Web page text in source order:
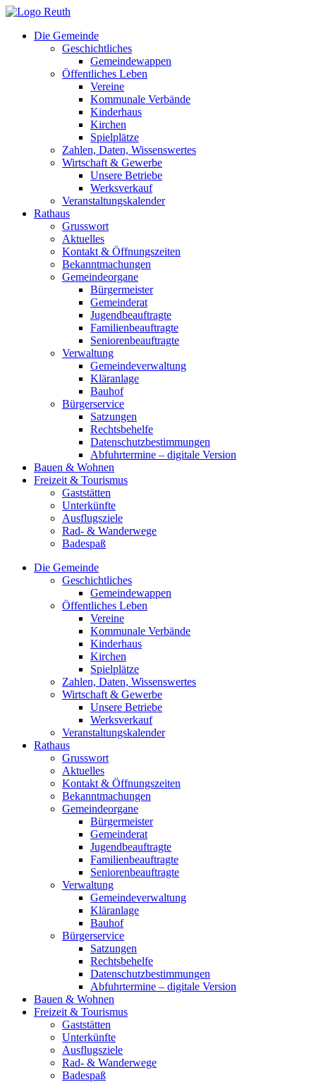
Zum
springenDie Gemeinde
Geschichtliches
Gemeindewappen
Öffentliches Leben
Vereine
Kommunale Verbände
Kinderhaus
Kirchen
Spielplätze
Zahlen, Daten, Wissenswertes
Wirtschaft & Gewerbe
Unsere Betriebe
Werksverkauf
Veranstaltungskalender
Rathaus
Grusswort
Aktuelles
Kontakt & Öffnungszeiten
Bekanntmachungen
Gemeindeorgane
Bürgermeister
Gemeinderat
Jugendbeauftragte
Familienbeauftragte
Seniorenbeauftragte
Verwaltung
Gemeindeverwaltung
Kläranlage
Bauhof
Bürgerservice
Satzungen
Rechtsbehelfe
Datenschutzbestimmungen
Abfuhrtermine – digitale Version
Bauen & Wohnen
Freizeit & Tourismus
Gaststätten
Unterkünfte
Ausflugsziele
Rad- & Wanderwege
Badespaß
Die Gemeinde
Geschichtliches
Gemeindewappen
Öffentliches Leben
Vereine
Kommunale Verbände
Kinderhaus
Kirchen
Spielplätze
Zahlen, Daten, Wissenswertes
Wirtschaft & Gewerbe
Unsere Betriebe
Werksverkauf
Veranstaltungskalender
Rathaus
Grusswort
Aktuelles
Kontakt & Öffnungszeiten
Bekanntmachungen
Gemeindeorgane
Bürgermeister
Gemeinderat
Jugendbeauftragte
Familienbeauftragte
Seniorenbeauftragte
Verwaltung
Gemeindeverwaltung
Kläranlage
Bauhof
Bürgerservice
Satzungen
Rechtsbehelfe
Datenschutzbestimmungen
Abfuhrtermine – digitale Version
Bauen & Wohnen
Freizeit & Tourismus
Gaststätten
Unterkünfte
Ausflugsziele
Rad- & Wanderwege
Badespaß